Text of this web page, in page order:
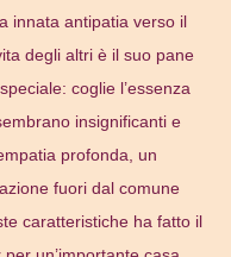
innata antipatia verso il
degli altri è il suo pane
coglie l’essenza
insignificanti e
profonda, un
fuori dal comune
caratteristiche ha fatto il